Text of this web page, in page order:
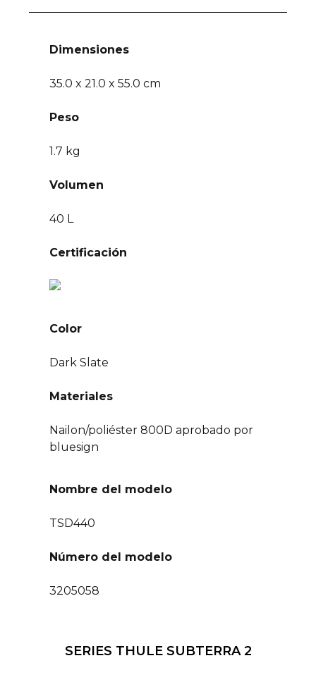
Dimensiones
35.0 x 21.0 x 55.0 cm
Peso
1.7 kg
Volumen
40 L
Certificación
Color
Dark Slate
Materiales
Nailon/poliéster 800D aprobado por
bluesign
Nombre del modelo
TSD440
Número del modelo
3205058
SERIES THULE SUBTERRA 2